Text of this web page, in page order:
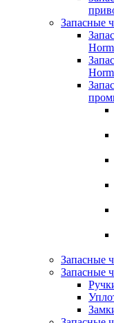
Запасные
Запасные
Запасные